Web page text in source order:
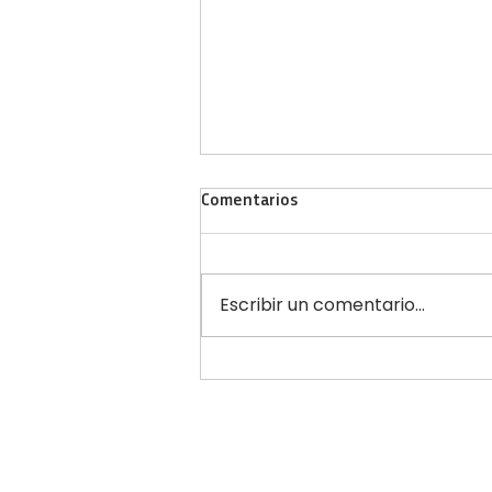
Comentarios
Escribir un comentario...